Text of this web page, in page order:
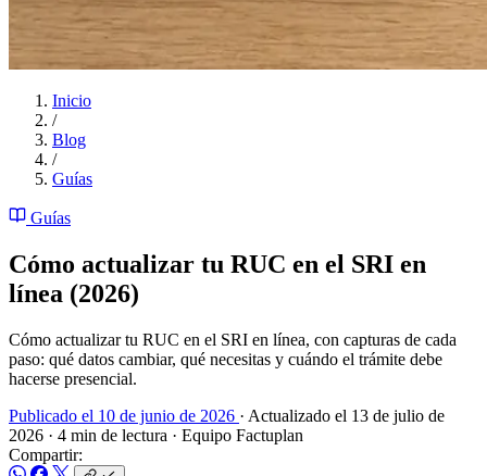
Inicio
/
Blog
/
Guías
Guías
Cómo actualizar tu RUC en el SRI en
línea (2026)
Cómo actualizar tu RUC en el SRI en línea, con capturas de cada
paso: qué datos cambiar, qué necesitas y cuándo el trámite debe
hacerse presencial.
Publicado el 10 de junio de 2026 · Actualizado el 13 de julio de
2026 · 4 min de lectura · Equipo Factuplan
Compartir: